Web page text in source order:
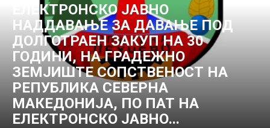
ЕЛЕКТРОНСКО ЈАВНО
НАДДАВАЊЕ ЗА ДАВАЊЕ ПОД
ДОЛГОТРАЕН ЗАКУП НА 30
ГОДИНИ, НА ГРАДЕЖНО
ЗЕМЈИШТЕ СОПСТВЕНОСТ НА
РЕПУБЛИКА СЕВЕРНА
МАКЕДОНИЈА, ПО ПАТ НА
ЕЛЕКТРОНСКО ЈАВНО...